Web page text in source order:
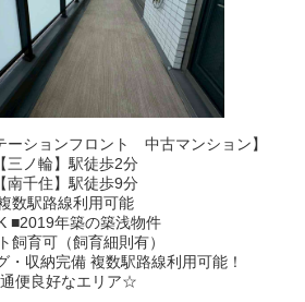
ーションフロント 中古マンション】
三ノ輪】駅徒歩2分
南千住】駅徒歩9分
数駅路線利用可能
■2019年築の築浅物件
飼育可（飼育細則有）
・収納完備 複数駅路線利用可能！
便良好なエリア☆